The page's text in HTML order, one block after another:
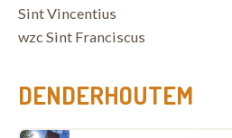
Sint Vincentius
wzc Sint Franciscus
DENDERHOUTEM